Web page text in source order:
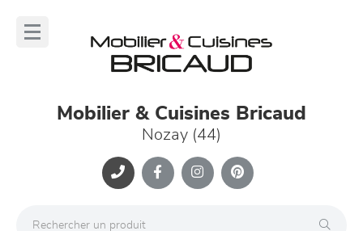
Mobilier & Cuisines Bricaud
Nozay (44)